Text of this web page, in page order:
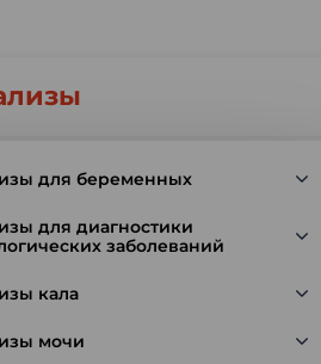
для беременных
для диагностики
заболеваний
кала
мочи